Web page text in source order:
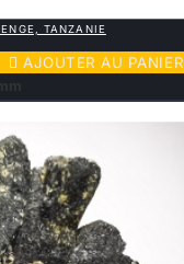
TANZANIE
 AJOUTER AU PANIER